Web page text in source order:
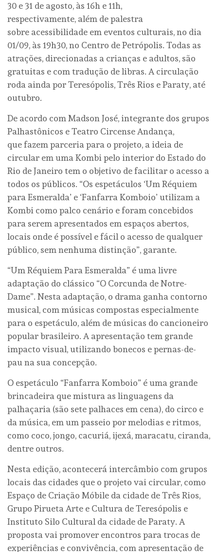
30 e 31 de agosto, às 16h e 11h,
respectivamente, além de palestra
sobre acessibilidade em eventos culturais, no dia
01/09, às 19h30, no Centro de Petrópolis. Todas as
atrações, direcionadas a crianças e adultos, são
gratuitas e com tradução de libras. A circulação
roda ainda por Teresópolis, Três Rios e Paraty, até
outubro.
De acordo com Madson José, integrante dos grupos
Palhastônicos e Teatro Circense Andança,
que fazem parceria para o projeto, a ideia de
circular em uma Kombi pelo interior do Estado do
Rio de Janeiro tem o objetivo de facilitar o acesso a
todos os públicos. “Os espetáculos ‘Um Réquiem
para Esmeralda’ e ‘Fanfarra Komboio’ utilizam a
Kombi como palco cenário e foram concebidos
para serem apresentados em espaços abertos,
locais onde é possível e fácil o acesso de qualquer
público, sem nenhuma distinção”, garante.
“Um Réquiem Para Esmeralda” é uma livre
adaptação do clássico “O Corcunda de Notre-
Dame”. Nesta adaptação, o drama ganha contorno
musical, com músicas compostas especialmente
para o espetáculo, além de músicas do cancioneiro
popular brasileiro. A apresentação tem grande
impacto visual, utilizando bonecos e pernas-de-
pau na sua concepção.
O espetáculo “Fanfarra Komboio” é uma grande
brincadeira que mistura as linguagens da
palhaçaria (são sete palhaces em cena), do circo e
da música, em um passeio por melodias e ritmos,
como coco, jongo, cacuriá, ijexá, maracatu, ciranda,
dentre outros.
Nesta edição, acontecerá intercâmbio com grupos
locais das cidades que o projeto vai circular, como
Espaço de Criação Móbile da cidade de Três Rios,
Grupo Pirueta Arte e Cultura de Teresópolis e
Instituto Silo Cultural da cidade de Paraty. A
proposta vai promover encontros para trocas de
experiências e convivência, com apresentação de